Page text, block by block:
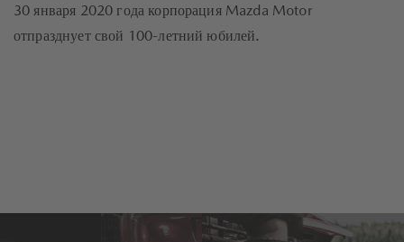
30 января 2020 года корпорация Mazda Motor
отпразднует свой 100-летний юбилей.